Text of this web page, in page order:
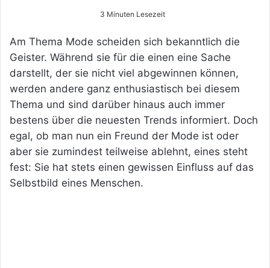
3 Minuten Lesezeit
Am Thema Mode scheiden sich bekanntlich die
Geister. Während sie für die einen eine Sache
darstellt, der sie nicht viel abgewinnen können,
werden andere ganz enthusiastisch bei diesem
Thema und sind darüber hinaus auch immer
bestens über die neuesten Trends informiert. Doch
egal, ob man nun ein Freund der Mode ist oder
aber sie zumindest teilweise ablehnt, eines steht
fest: Sie hat stets einen gewissen Einfluss auf das
Selbstbild eines Menschen.